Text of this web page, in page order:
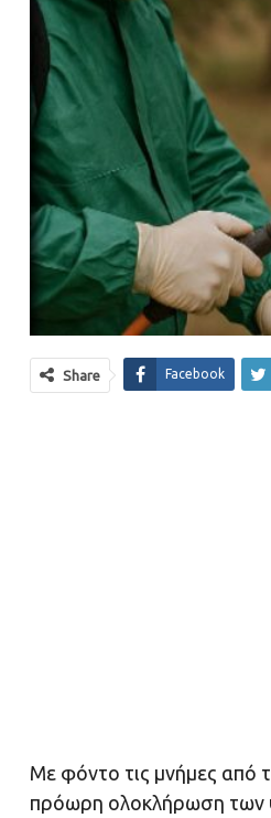
Share Facebook
Με φόντο τις μνήμες από
πρόωρη ολοκλήρωση των